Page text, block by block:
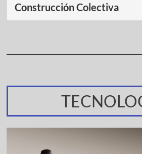
Construcción Colectiva